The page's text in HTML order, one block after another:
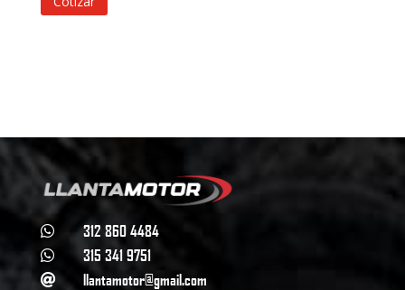
 312 860 4484
 315 341 9751
 llantamotor@gmail.com